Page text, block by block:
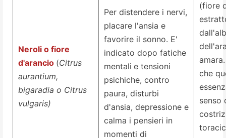
Neroli o fiore
d'arancio (Citrus
aurantium,
bigaradia o Citrus
vulgaris)
Per distendere i nervi,
placare l'ansia e
favorire il sonno. E'
indicato dopo fatiche
mentali e tensioni
psichiche, contro
paura, disturbi
d'ansia, depressione e
calma i pensieri in
momenti di
(fiore
che
senso